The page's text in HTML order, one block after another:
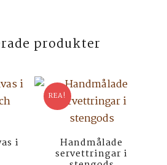
produkter
i
REA!
Handmålade
servettringar i